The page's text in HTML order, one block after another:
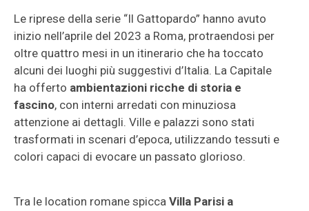
Le riprese della serie “Il Gattopardo” hanno avuto
inizio nell’aprile del 2023 a Roma, protraendosi per
oltre quattro mesi in un itinerario che ha toccato
alcuni dei luoghi più suggestivi d’Italia. La Capitale
ha offerto ambientazioni ricche di storia e
fascino, con interni arredati con minuziosa
attenzione ai dettagli. Ville e palazzi sono stati
trasformati in scenari d’epoca, utilizzando tessuti e
colori capaci di evocare un passato glorioso.
Tra le location romane spicca Villa Parisi a